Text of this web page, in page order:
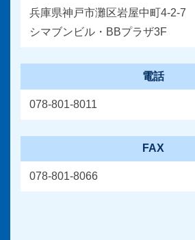
兵庫県神戸市灘区岩屋中町4-2-7
シマブンビル・BBプラザ3F
電話
078-801-8011
FAX
078-801-8066